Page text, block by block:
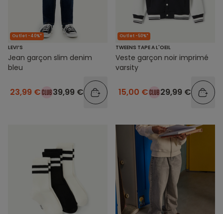
Outlet -40%*
LEVI’S
Jean garçon slim denim
bleu
23,99 € 39,99 €
Outlet -50%*
TWEENS TAPE A L'OEIL
Veste garçon noir imprimé
varsity
15,00 € 29,99 €